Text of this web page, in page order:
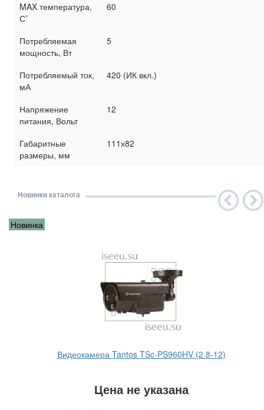
MAX температура,
С˚
60
Потребляемая
мощность, Вт
5
Потребляемый ток,
мА
420 (ИК вкл.)
Напряжение
питания, Вольт
12
Габаритные
размеры, мм
111х82
Новинки каталога
Новинка
Видеокамера Tantos TSc-PS960HV (2.8-12)
Цена не указана